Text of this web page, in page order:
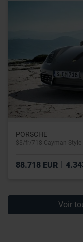
leur avez fournies
PORSCHE
$$/fr/718 Cayman Style
88.718 EUR
Voir